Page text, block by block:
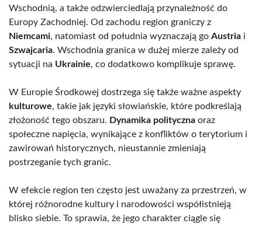
Wschodnią, a także odzwierciedlają przynależność do
Europy Zachodniej. Od zachodu region graniczy z
Niemcami, natomiast od południa wyznaczają go Austria i
Szwajcaria. Wschodnia granica w dużej mierze zależy od
sytuacji na Ukrainie, co dodatkowo komplikuje sprawę.
W Europie Środkowej dostrzega się także ważne aspekty
kulturowe, takie jak języki słowiańskie, które podkreślają
złożoność tego obszaru. Dynamika polityczna oraz
społeczne napięcia, wynikające z konfliktów o terytorium i
zawirowań historycznych, nieustannie zmieniają
postrzeganie tych granic.
W efekcie region ten często jest uważany za przestrzeń, w
której różnorodne kultury i narodowości współistnieją
blisko siebie. To sprawia, że jego charakter ciągle się